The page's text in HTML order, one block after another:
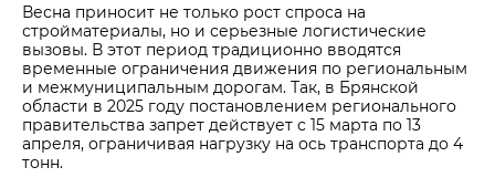
Весна приносит не только рост спроса на
стройматериалы, но и серьезные логистические
вызовы. В этот период традиционно вводятся
временные ограничения движения по региональным
и межмуниципальным дорогам. Так, в Брянской
области в 2025 году постановлением регионального
правительства запрет действует с 15 марта по 13
апреля, ограничивая нагрузку на ось транспорта до 4
тонн.